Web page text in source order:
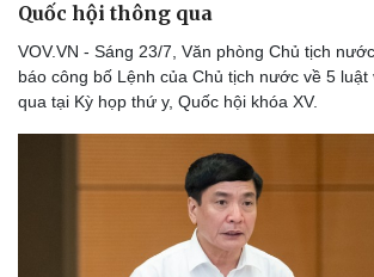
Quốc hội thông qua
VOV.VN - Sáng 23/7, Văn phòng Chủ tịch
báo công bố Lệnh của Chủ tịch nước về 5
qua tại Kỳ họp thứ y, Quốc hội khóa XV.